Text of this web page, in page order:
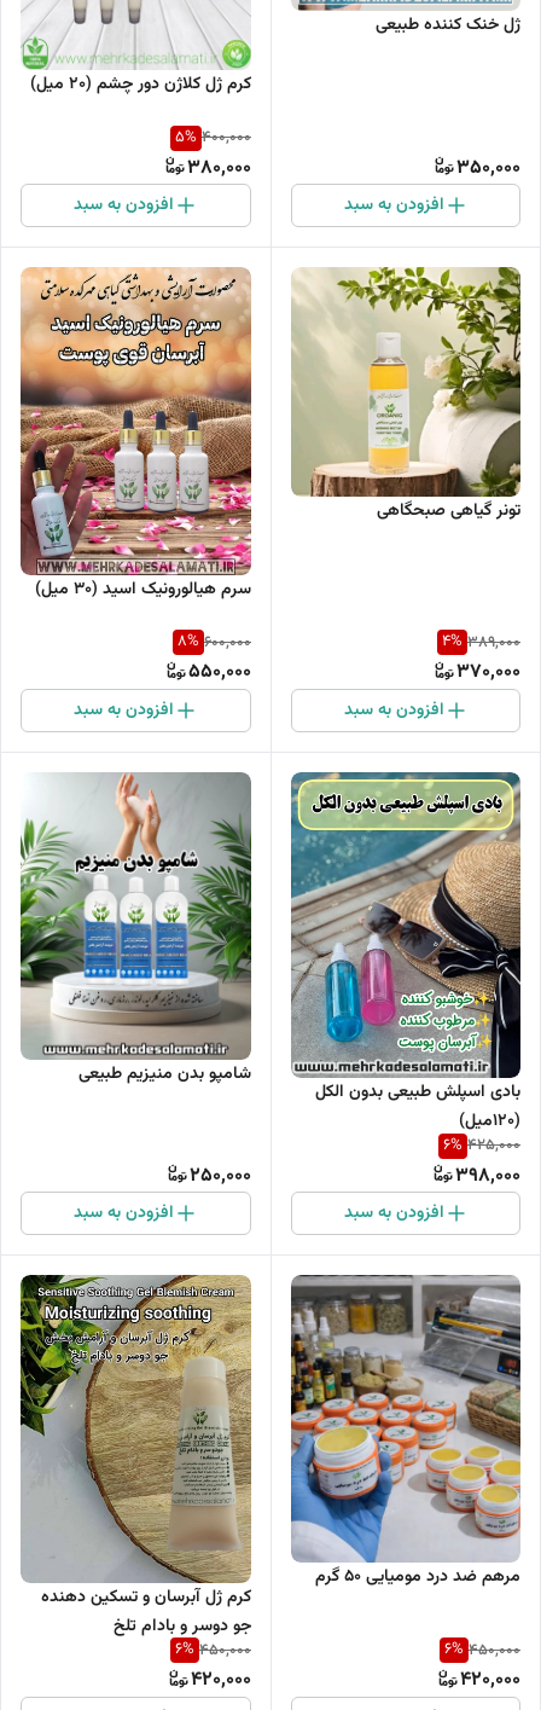
ژل خنک کننده طبیعی
350,000
افزودن به سبد
کرم ژل کلاژن دور چشم (۲۰ میل)
400,000
5%
380,000
افزودن به سبد
تونر گیاهی صبحگاهی
389,000
4%
370,000
افزودن به سبد
سرم هیالورونیک اسید (۳۰ میل)
600,000
8%
550,000
افزودن به سبد
بادی اسپلش طبیعی بدون الکل
(120میل)
425,000
6%
398,000
افزودن به سبد
شامپو بدن منیزیم طبیعی
250,000
افزودن به سبد
مرهم ضد درد مومیایی ۵۰ گرم
450,000
6%
420,000
کرم ژل آبرسان و تسکین دهنده
جو دوسر و بادام تلخ
450,000
6%
420,000